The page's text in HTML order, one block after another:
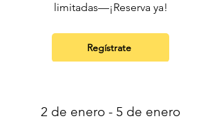
limitadas—¡Reserva ya!
Regístrate
2 de enero - 5 de enero